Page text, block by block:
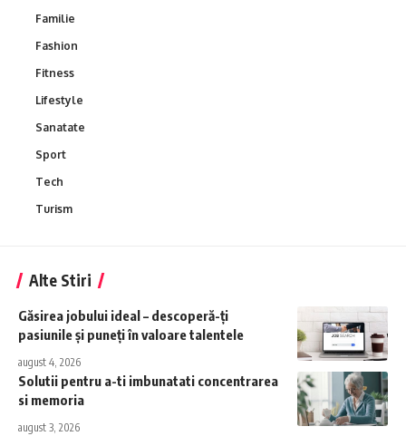
Familie
Fashion
Fitness
Lifestyle
Sanatate
Sport
Tech
Turism
Alte Stiri
Găsirea jobului ideal – descoperă-ți
pasiunile și puneți în valoare talentele
august 4, 2026
Solutii pentru a-ti imbunatati concentrarea
si memoria
august 3, 2026